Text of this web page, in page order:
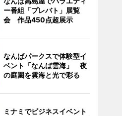
ー番組「プレバト」展覧
会 作品450点超展示
なんばパークスで体験型イ
ベント「なんば雲海」 夜
の庭園を雲海と光で彩る
ミナミでビジネスイベント